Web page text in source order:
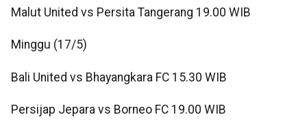
Malut United vs Persita Tangerang 19.00 WIB
Minggu (17/5)
Bali United vs Bhayangkara FC 15.30 WIB
Persijap Jepara vs Borneo FC 19.00 WIB